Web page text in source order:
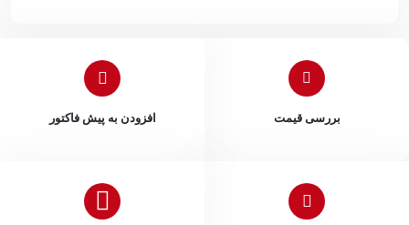
بررسی قیمت افزودن به پیش فاکتور